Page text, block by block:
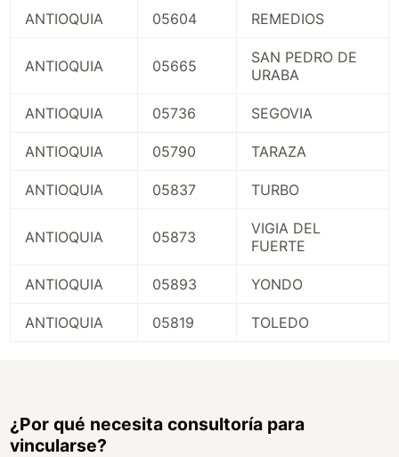
ANTIOQUIA 05604 REMEDIOS
ANTIOQUIA 05665
SAN PEDRO DE
URABA
ANTIOQUIA 05736 SEGOVIA
ANTIOQUIA 05790 TARAZA
ANTIOQUIA 05837 TURBO
ANTIOQUIA 05873
VIGIA DEL
FUERTE
ANTIOQUIA 05893 YONDO
ANTIOQUIA 05819 TOLEDO
¿Por qué necesita consultoría para
vincularse?